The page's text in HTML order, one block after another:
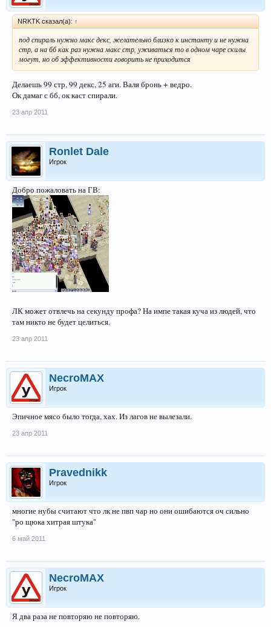
NRKTK сказал(а): ↑
под спираль нужно макс декс, желательно близко к инстанту и не нужна
стр, а на бб как раз нужна макс стр, уживаться то в одном чаре скилы
могут, но об эффективности говорить не приходится
Делаешь 99 стр, 99 декс, 25 аги. Валя бронь + ведро.
Ок дамаг с бб, ок каст спирали.
23 апр 2011
Ronlet Dale
Игрок
Добро пожаловать на ГВ:
ЛК может отвлечь на секунду профа? На импе такая куча из людей, что
там никто не будет целиться.
23 апр 2011
NecroMAX
Игрок
Эпичное мясо было тогда, хах. Из лагов не вылезали.
23 апр 2011
Pravednikk
Игрок
многие нубы считают что лк не пвп чар но они ошибаются оч сильно
"ро щюка хитрая штука"
6 май 2011
NecroMAX
Игрок
Я два раза не повторяю не повторяю.